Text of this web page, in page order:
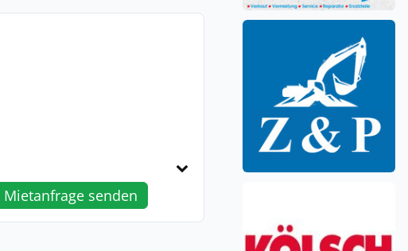
Mietanfrage senden